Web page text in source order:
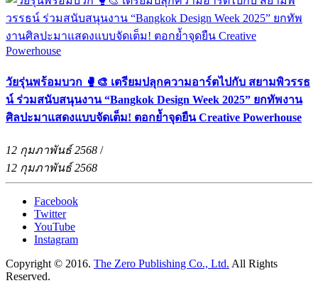
วัยรุ่นพร้อมบวก 🥊🎨 เตรียมปลุกความอาร์ตไปกับ สยามพิวรรธ
น์ ร่วมสนับสนุนงาน “Bangkok Design Week 2025” ยกทัพงาน
ศิลปะมาแสดงแบบจัดเต็ม! ตอกย้ำจุดยืน Creative Powerhouse
12 กุมภาพันธ์ 2568 /
12 กุมภาพันธ์ 2568
Facebook
Twitter
YouTube
Instagram
Copyright © 2016. The Zero Publishing Co., Ltd. All Rights
Reserved.